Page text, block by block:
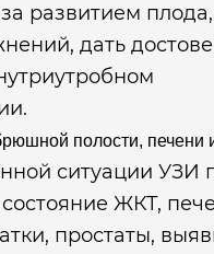
развитием
дать
полости, печени
ситуации УЗИ
ЖКТ,
простаты,